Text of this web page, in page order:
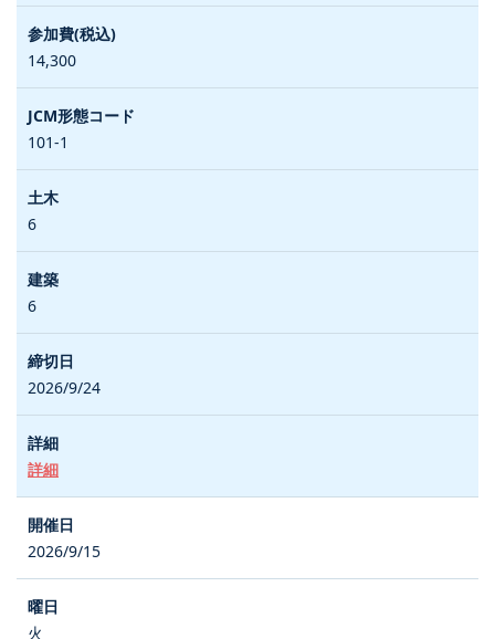
14,300
101-1
6
6
2026/9/24
詳細
2026/9/15
火